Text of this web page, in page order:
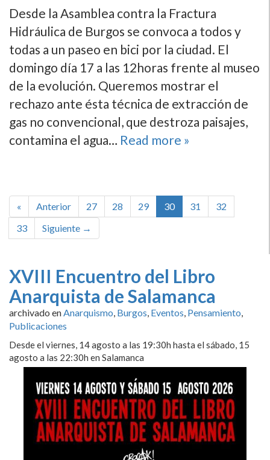
Desde la Asamblea contra la Fractura
Hidráulica de Burgos se convoca a todos y
todas a un paseo en bici por la ciudad. El
domingo dí­a 17 a las 12horas frente al museo
de la evolución. Queremos mostrar el
rechazo ante ésta técnica de extracción de
gas no convencional, que destroza paisajes,
contamina el agua… Read more »
« Anterior 27 28 29 30 31
32
33
Siguiente →
XVIII Encuentro del Libro
Anarquista de Salamanca
archivado enAnarquismo, Burgos, Eventos, Pensamiento,
Publicaciones
Desde el viernes, 14 agosto a las 19:30h hasta el sábado, 15
agosto a las 22:30h en Salamanca